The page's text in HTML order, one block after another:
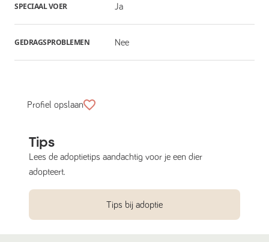
SPECIAAL VOER Ja
GEDRAGSPROBLEMEN Nee
Profiel opslaan
Tips
Lees de adoptietips aandachtig voor je een dier
adopteert.
Tips bij adoptie